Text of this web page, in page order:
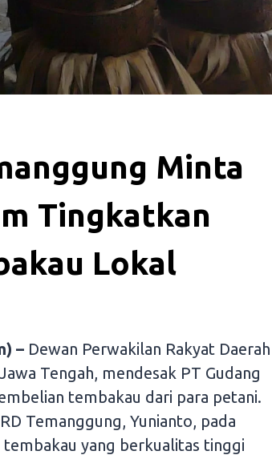
Minta
Tingkatkan
Lokal
– Dewan Perwakilan Rakyat Daerah
Tengah, mendesak PT Gudang
tembakau dari para petani.
Temanggung, Yunianto, pada
yang berkualitas tinggi